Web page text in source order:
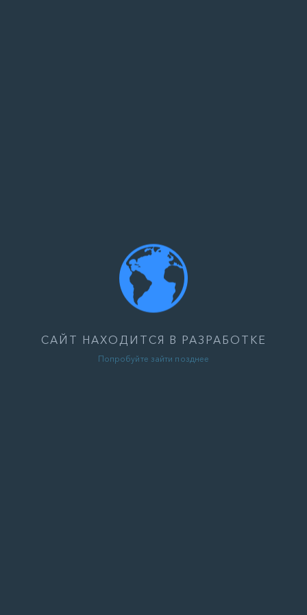
САЙТ НАХОДИТСЯ В РАЗРАБОТКЕ
Попробуйте зайти позднее